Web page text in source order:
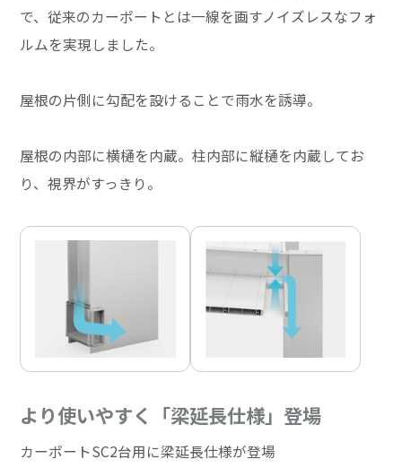
で、従来のカーポートとは一線を画すノイズレスなフォ
ルムを実現しました。
屋根の片側に勾配を設けることで雨水を誘導。
屋根の内部に横樋を内蔵。柱内部に縦樋を内蔵してお
り、視界がすっきり。
より使いやすく「梁延長仕様」登場
カーポートSC2台用に梁延長仕様が登場